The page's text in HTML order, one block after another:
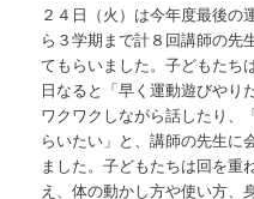
２４日（火）は今年度最後の
ら３学期まで計８回講師の先
てもらいました。子どもたち
日なると「早く運動遊びやり
ワクワクしながら話したり、
らいたい」と、講師の先生に
ました。子どもたちは回を重
え、体の動かし方や使い方、